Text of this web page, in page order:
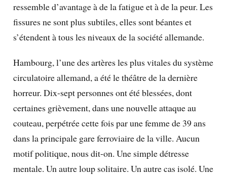
ressemble d’avantage à de la fatigue et à de la peur. Les
fissures ne sont plus subtiles, elles sont béantes et
s’étendent à tous les niveaux de la société allemande.
Hambourg, l’une des artères les plus vitales du système
circulatoire allemand, a été le théâtre de la dernière
horreur. Dix-sept personnes ont été blessées, dont
certaines grièvement, dans une nouvelle attaque au
couteau, perpétrée cette fois par une femme de 39 ans
dans la principale gare ferroviaire de la ville. Aucun
motif politique, nous dit-on. Une simple détresse
mentale. Un autre loup solitaire. Un autre cas isolé. Une